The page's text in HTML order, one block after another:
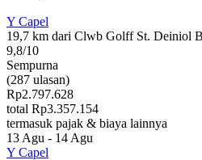
Y Capel
19,7 km dari Clwb Golff St. Deiniol
9,8/10
Sempurna
(287 ulasan)
Rp2.797.628
total Rp3.357.154
termasuk pajak & biaya lainnya
13 Agu - 14 Agu
Y Capel